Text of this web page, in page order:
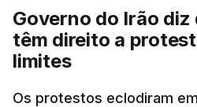
Governo do Irão
têm direito a
limites
Os protestos eclodiram